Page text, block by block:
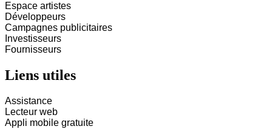
Espace artistes
Développeurs
Campagnes publicitaires
Investisseurs
Fournisseurs
Liens utiles
Assistance
Lecteur web
Appli mobile gratuite